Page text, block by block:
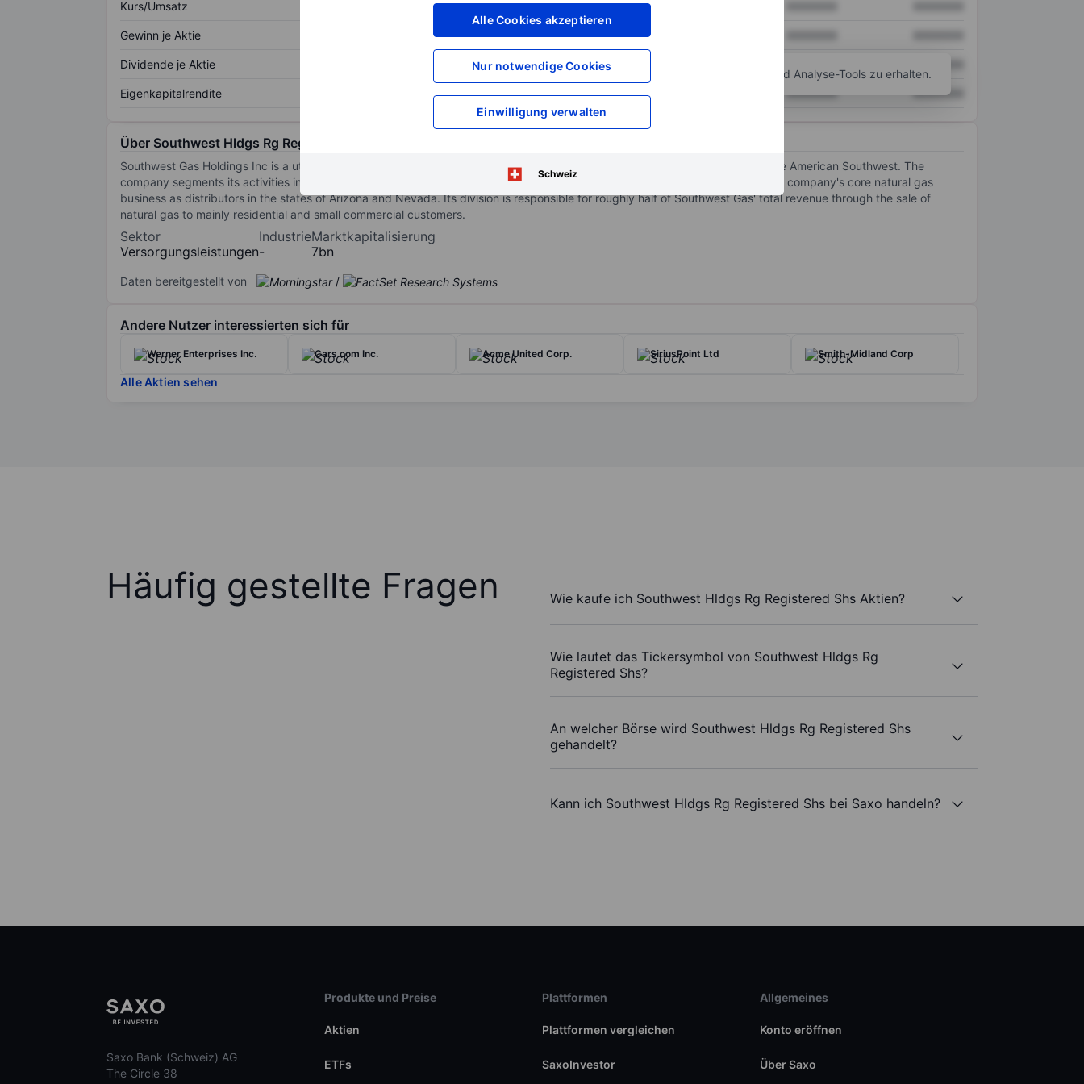
Alle Cookies akzeptieren
Nur notwendige Cookies
Einwilligung verwalten
Schweiz
Kurs/Umsatz XXXXXXX
Gewinn je Aktie XXXXXXX
Dividende je Aktie XXXXXXX
Eigenkapitalrendite XXXXXXX XXXXXXX XXXXXXX
Konto eröffnenum Zugriff auf mehr Diagramm- und Analyse-Tools zu erhalten.
Über Southwest Hldgs Rg Registered Shs
Southwest Gas Holdings Inc is a utility company engaged in the purchasing, distributing, and transporting of natural gas in the American Southwest. The
company segments its activities into natural gas distribution segment. The Natural gas distribution segment encompasses the company's core natural gas
business as distributors in the states of Arizona and Nevada. Its division is responsible for roughly half of Southwest Gas' total revenue through the sale of
natural gas to mainly residential and small commercial customers.
Sektor
Versorgungsleistungen
Industrie
-
Marktkapitalisierung
7bn
Daten bereitgestellt von /
Andere Nutzer interessierten sich für
Werner Enterprises Inc. Cars.com Inc. Acme United Corp. SiriusPoint Ltd Smith-Midland Corp
Alle Aktien sehen
Häufig gestellte Fragen Wie kaufe ich Southwest Hldgs Rg Registered Shs Aktien?
Wie lautet das Tickersymbol von Southwest Hldgs Rg
Registered Shs?
An welcher Börse wird Southwest Hldgs Rg Registered Shs
gehandelt?
Kann ich Southwest Hldgs Rg Registered Shs bei Saxo handeln?
Saxo Bank (Schweiz) AG
The Circle 38
Produkte und Preise
Aktien
ETFs
Plattformen
Plattformen vergleichen
SaxoInvestor
Allgemeines
Konto eröffnen
Über Saxo